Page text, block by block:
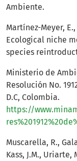
Ambiente.
Martínez-Meyer,
Ecological niche
species
Ministerio de
Resolución No.
D.C, Colombia.
https://
Muscarella, R.,
Kass, J.M., Uriarte,